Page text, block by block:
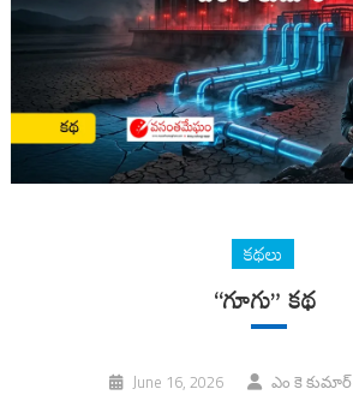
కథలు
“గూగు” కథ
June 16, 2026 ఎం కె కుమార్